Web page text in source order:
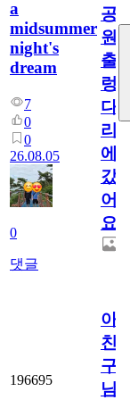
a
midsummer
night's
dream
7
0
0
26.08.05
0
댓글
공
원
출
렁
다
리
에
갔
어
요.
196695
아.
친
구
님